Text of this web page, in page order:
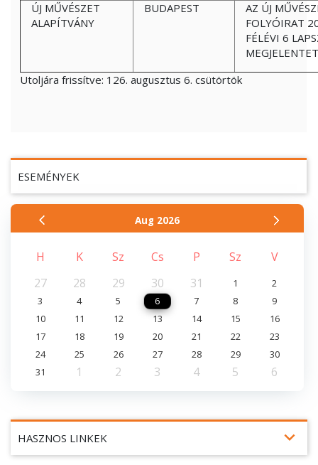
HASZNOS LINKEK expand_more
ESEMÉNYEK
Aug 2026
H K Sz Cs P Sz
V
27
28 29 30 31 1
2
3
4 5 6 7 8
9
10
11 12 13 14 15
16
17
18 19 20 21 22
23
24
25 26 27 28 29
30
31
1 2 3 4 5 6
ÚJ MŰVÉSZET
ALAPÍTVÁNY
BUDAPEST
AZ ÚJ
FOLYÓIRAT
FÉLÉVI 6
Utoljára frissítve: 126. augusztus 6. csütörtök